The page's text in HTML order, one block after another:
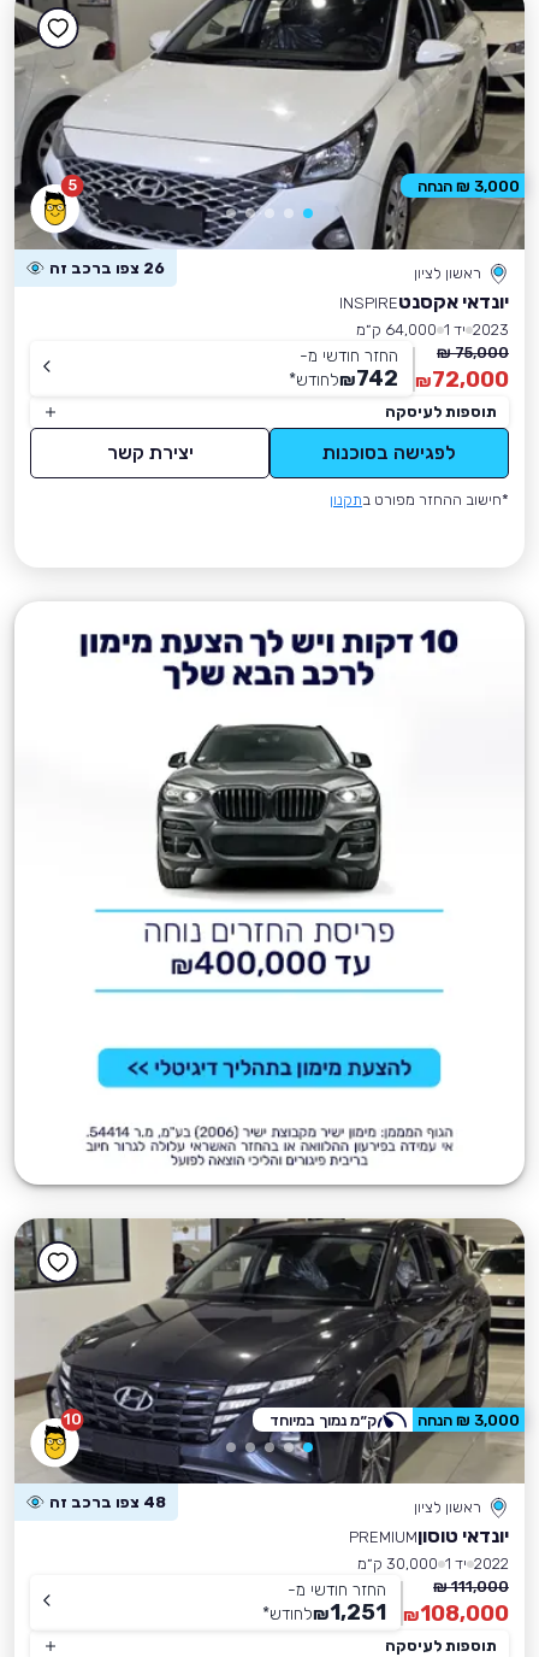
5
ראשון לציון 26 צפו ברכב זה
יונדאי אקסנטINSPIRE
2023 יד 1
64,000 ק״מ
75,000 ₪
72,000
₪
החזר חודשי מ-
742
₪לחודש*
תוספות לעיסקה
לפגישה בסוכנות יצירת קשר
*חישוב ההחזר מפורט בתקנון
3,000 ₪ הנחה
10
ראשון לציון 48 צפו ברכב זה
יונדאי טוסוןPREMIUM
2022 יד 1
30,000 ק״מ
111,000 ₪
108,000
₪
החזר חודשי מ-
1,251
₪לחודש*
תוספות לעיסקה
3,000 ₪ הנחה ק״מ נמוך במיוחד